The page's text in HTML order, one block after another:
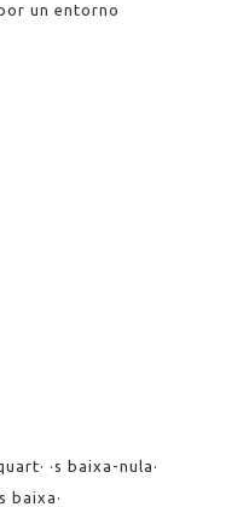
un entorno
·s baixa-nula·
baixa·